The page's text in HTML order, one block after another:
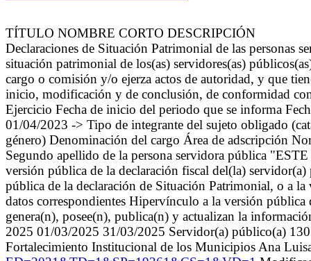
TÍTULO NOMBRE CORTO DESCRIPCIÓN
Declaraciones de Situación Patrimonial de las personas
situación patrimonial de los(as) servidores(as)
cargo o comisión y/o ejerza actos de autoridad, y que
inicio, modificación y de conclusión, de conformidad
Ejercicio Fecha de inicio del periodo que se informa
01/04/2023 -> Tipo de integrante del sujeto obligado
género) Denominación del cargo Área de adscripción
Segundo apellido de la persona servidora pública
versión pública de la declaración fiscal del(la)
pública de la declaración de Situación Patrimonial, o a la
datos correspondientes Hipervínculo a la versión pública
genera(n), posee(n), publica(n) y actualizan la
2025 01/03/2025 31/03/2025 Servidor(a) público(a)
Fortalecimiento Institucional de los Municipios Ana